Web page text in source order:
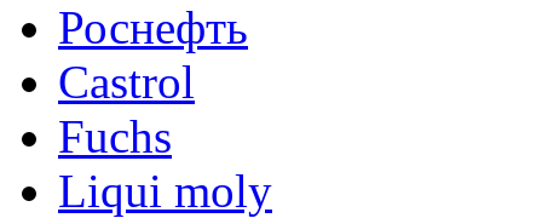
Роснефть
Castrol
Fuchs
Liqui moly